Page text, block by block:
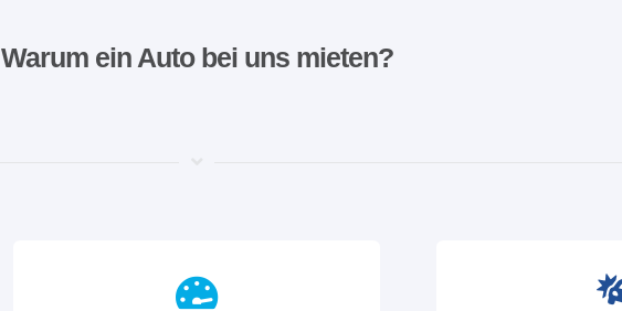
Warum ein Auto bei uns mieten?